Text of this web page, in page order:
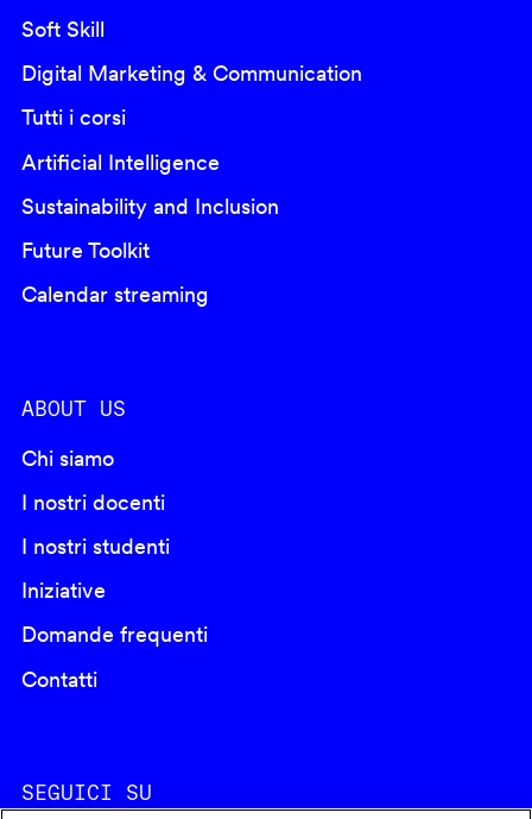
Soft Skill
Digital Marketing & Communication
Tutti i corsi
Artificial Intelligence
Sustainability and Inclusion
Future Toolkit
Calendar streaming
ABOUT US
Chi siamo
I nostri docenti
I nostri studenti
Iniziative
Domande frequenti
Contatti
SEGUICI SU